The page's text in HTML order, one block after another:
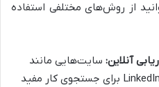
از روش‌های مختلفی استفاده
آنلاین: سایت‌هایی مانند
eJobs.ro، BestJobs.eu و LinkedIn برای جستجوی کار مفید